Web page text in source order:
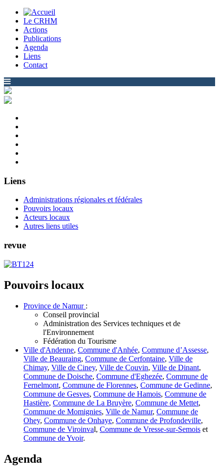
Le CRHM
Actions
Publications
Agenda
Liens
Contact
Liens
Administrations régionales et fédérales
Pouvoirs locaux
Acteurs locaux
Autres liens utiles
revue
Pouvoirs locaux
Province de Namur :
Conseil provincial
Administration des Services techniques et de
l'Environnement
Fédération du Tourisme
Ville d'Andenne, Commune d'Anhée, Commune d’Assesse,
Ville de Beauraing, Commune de Cerfontaine, Ville de
Chimay, Ville de Ciney, Ville de Couvin, Ville de Dinant,
Commune de Doische, Commune d'Eghezée, Commune de
Fernelmont, Commune de Florennes, Commune de Gedinne,
Commune de Gesves, Commune de Hamois, Commune de
Hastière, Commune de La Bruyère, Commune de Mettet,
Commune de Momignies, Ville de Namur, Commune de
Ohey, Commune de Onhaye, Commune de Profondeville,
Commune de Viroinval, Commune de Vresse-sur-Semois et
Commune de Yvoir.
Agenda